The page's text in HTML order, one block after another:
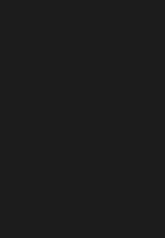
නිල්වන්